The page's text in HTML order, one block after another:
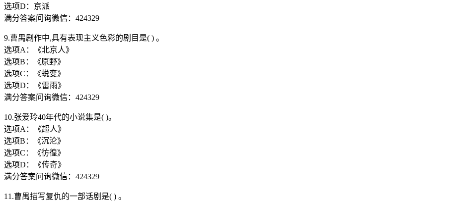
选项D：京派
满分答案问询微信：424329
9.曹禺剧作中,具有表现主义色彩的剧目是( ) 。
选项A：《北京人》
选项B：《原野》
选项C：《蜕变》
选项D：《雷雨》
满分答案问询微信：424329
10.张爱玲40年代的小说集是( )。
选项A：《超人》
选项B：《沉沦》
选项C：《彷徨》
选项D：《传奇》
满分答案问询微信：424329
11.曹禺描写复仇的一部话剧是( ) 。